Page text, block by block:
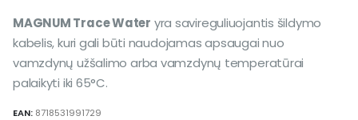
MAGNUM Trace Water yra savireguliuojantis šildymo
kabelis, kuri gali būti naudojamas apsaugai nuo
vamzdynų užšalimo arba vamzdynų temperatūrai
palaikyti iki 65°C.
EAN: 8718531991729